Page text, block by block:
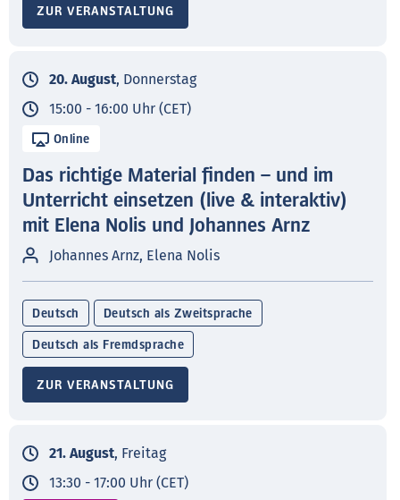
ZUR VERANSTALTUNG
20. August, Donnerstag
15:00 - 16:00 Uhr (CET)
Online
Das richtige Material finden – und im
Unterricht einsetzen (live & interaktiv)
mit Elena Nolis und Johannes Arnz
Johannes Arnz, Elena Nolis
Deutsch Deutsch als Zweitsprache
Deutsch als Fremdsprache
ZUR VERANSTALTUNG
21. August, Freitag
13:30 - 17:00 Uhr (CET)